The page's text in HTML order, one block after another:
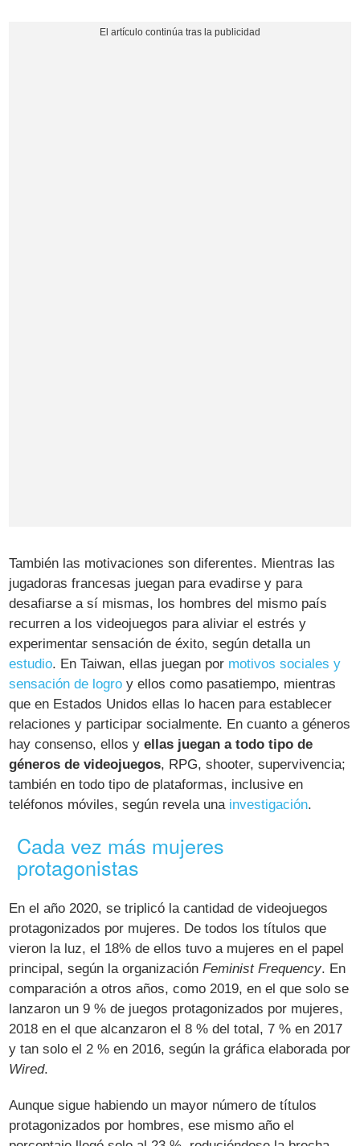
También las motivaciones son diferentes. Mientras las
jugadoras francesas juegan para evadirse y para
desafiarse a sí mismas, los hombres del mismo país
recurren a los videojuegos para aliviar el estrés y
experimentar sensación de éxito, según detalla un
estudio. En Taiwan, ellas juegan por motivos sociales y
sensación de logro y ellos como pasatiempo, mientras
que en Estados Unidos ellas lo hacen para establecer
relaciones y participar socialmente. En cuanto a géneros
hay consenso, ellos yellas juegan a todo tipo de
géneros de videojuegos, RPG, shooter, supervivencia;
también en todo tipo de plataformas, inclusive en
teléfonos móviles, según revela una investigación.
Cada vez más mujeres
protagonistas
En el año 2020, se triplicó la cantidad de videojuegos
protagonizados por mujeres. De todos los títulos que
vieron la luz, el 18% de ellos tuvo a mujeres en el papel
principal, según la organizaciónFeminist Frequency. En
comparación a otros años, como 2019, en el que solo se
lanzaron un 9 % de juegos protagonizados por mujeres,
2018 en el que alcanzaron el 8 % del total, 7 % en 2017
y tan solo el 2 % en 2016, según la gráfica elaborada por
Wired.
Aunque sigue habiendo un mayor número de títulos
protagonizados por hombres, ese mismo año el